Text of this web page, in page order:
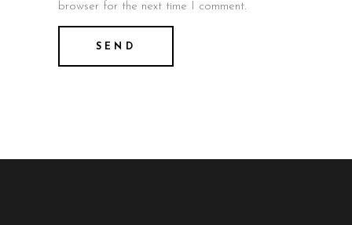
browser for the next time I comment.